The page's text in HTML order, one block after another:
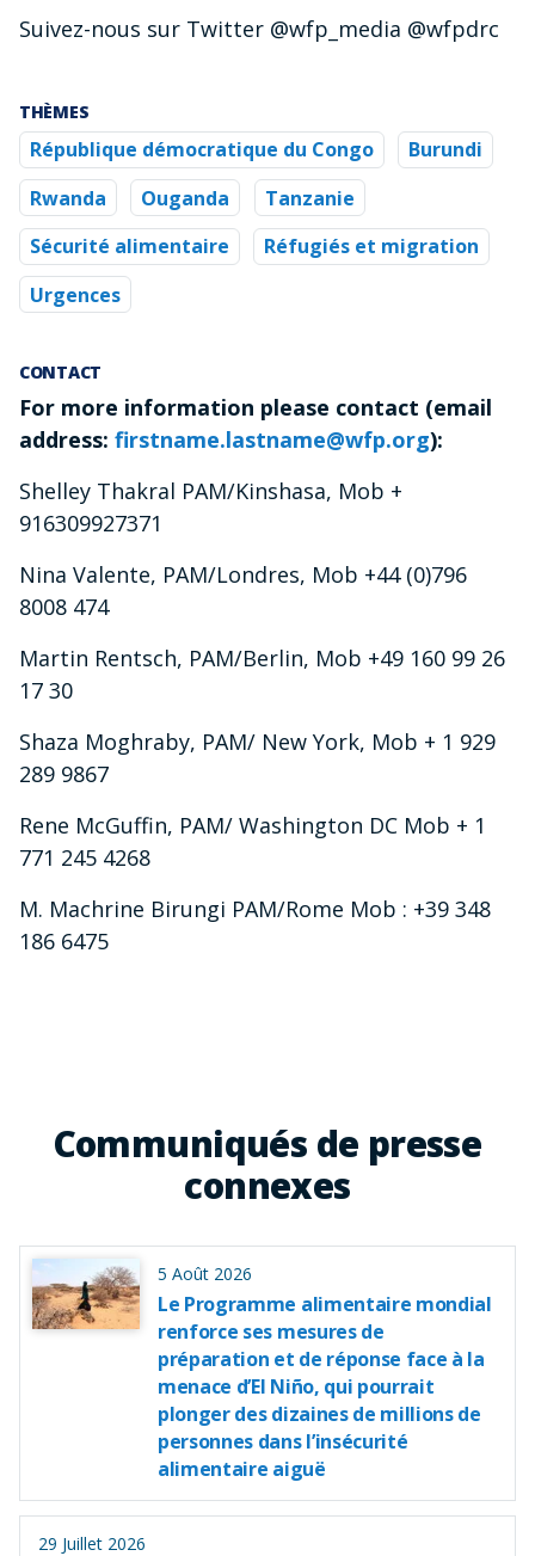
Suivez-nous sur Twitter @wfp_media @wfpdrc
THÈMES
République démocratique du Congo
Burundi
Rwanda
Ouganda
Tanzanie
Sécurité alimentaire
Réfugiés et migration
Urgences
CONTACT
For more information please contact (email
address: firstname.lastname@wfp.org):
Shelley Thakral PAM/Kinshasa, Mob +
916309927371
Nina Valente, PAM/Londres, Mob +44 (0)796
8008 474
Martin Rentsch, PAM/Berlin, Mob +49 160 99 26
17 30
Shaza Moghraby, PAM/ New York, Mob + 1 929
289 9867
Rene McGuffin, PAM/ Washington DC Mob + 1
771 245 4268
M. Machrine Birungi PAM/Rome Mob : +39 348
186 6475
Communiqués de presse
connexes
5 Août 2026
Le Programme alimentaire mondial
renforce ses mesures de
préparation et de réponse face à la
menace d’El Niño, qui pourrait
plonger des dizaines de millions de
personnes dans l’insécurité
alimentaire aiguë
29 Juillet 2026